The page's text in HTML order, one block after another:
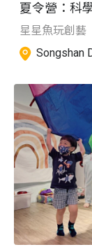
夏令營：科
星星魚玩創藝
Songshan